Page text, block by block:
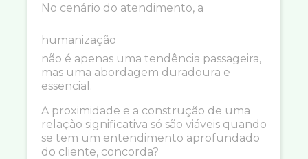
No cenário do atendimento, a
humanização
não é apenas uma tendência passageira,
mas uma abordagem duradoura e
essencial.
A proximidade e a construção de uma
relação significativa só são viáveis quando
se tem um entendimento aprofundado
do cliente, concorda?